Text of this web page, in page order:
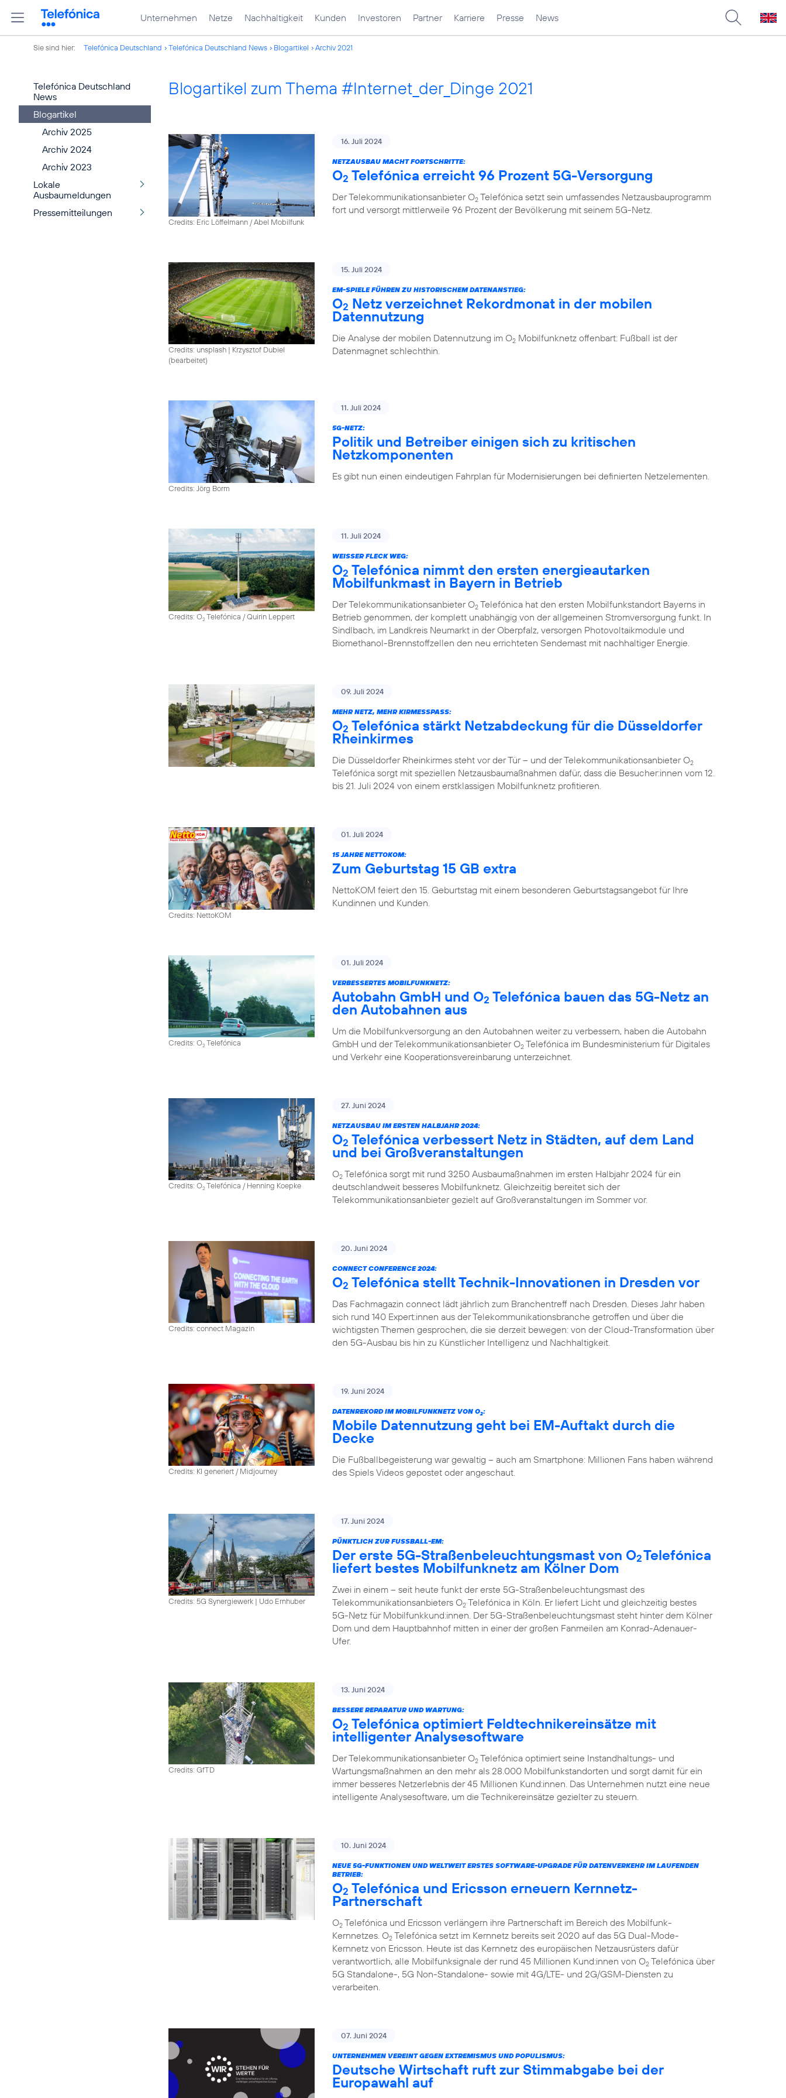
Unternehmen Netze Nachhaltigkeit Kunden Investoren Partner Karriere Presse News
Sie sind hier: Telefónica Deutschland Telefónica Deutschland News Blogartikel Archiv 2021
Telefónica Deutschland
News
Blogartikel
Archiv 2025
Archiv 2024
Archiv 2023
Lokale
Ausbaumeldungen
Pressemitteilungen
Blogartikel zum Thema #Internet_der_Dinge 2021
Credits: Eric Löffelmann / Abel Mobilfunk
16. Juli 2024
NETZAUSBAU MACHT FORTSCHRITTE:
O2 Telefónica erreicht 96 Prozent 5G-Versorgung
Der Telekommunikationsanbieter O2 Telefónica setzt sein umfassendes Netzausbauprogramm
fort und versorgt mittlerweile 96 Prozent der Bevölkerung mit seinem 5G-Netz.
Credits: unsplash | Krzysztof Dubiel
(bearbeitet)
15. Juli 2024
EM-SPIELE FÜHREN ZU HISTORISCHEM DATENANSTIEG:
O2 Netz verzeichnet Rekordmonat in der mobilen
Datennutzung
Die Analyse der mobilen Datennutzung im O2 Mobilfunknetz offenbart: Fußball ist der
Datenmagnet schlechthin.
Credits: Jörg Borm
11. Juli 2024
5G-NETZ:
Politik und Betreiber einigen sich zu kritischen
Netzkomponenten
Es gibt nun einen eindeutigen Fahrplan für Modernisierungen bei definierten Netzelementen.
Credits: O2Telefónica / Quirin Leppert
11. Juli 2024
WEISSER FLECK WEG:
O2 Telefónica nimmt den ersten energieautarken
Mobilfunkmast in Bayern in Betrieb
Der Telekommunikationsanbieter O2 Telefónica hat den ersten Mobilfunkstandort Bayerns in
Betrieb genommen, der komplett unabhängig von der allgemeinen Stromversorgung funkt. In
Sindlbach, im Landkreis Neumarkt in der Oberpfalz, versorgen Photovoltaikmodule und
Biomethanol-Brennstoffzellen den neu errichteten Sendemast mit nachhaltiger Energie.
09. Juli 2024
MEHR NETZ, MEHR KIRMESSPASS:
O2 Telefónica stärkt Netzabdeckung für die Düsseldorfer
Rheinkirmes
Die Düsseldorfer Rheinkirmes steht vor der Tür – und der Telekommunikationsanbieter O2
Telefónica sorgt mit speziellen Netzausbaumaßnahmen dafür, dass die Besucher:innen vom 12.
bis 21. Juli 2024 von einem erstklassigen Mobilfunknetz profitieren.
Credits: NettoKOM
01. Juli 2024
15 JAHRE NETTOKOM:
Zum Geburtstag 15 GB extra
NettoKOM feiert den 15. Geburtstag mit einem besonderen Geburtstagsangebot für Ihre
Kundinnen und Kunden.
Credits: O2Telefónica
01. Juli 2024
VERBESSERTES MOBILFUNKNETZ:
Autobahn GmbH und O2 Telefónica bauen das 5G-Netz an
den Autobahnen aus
Um die Mobilfunkversorgung an den Autobahnen weiter zu verbessern, haben die Autobahn
GmbH und der Telekommunikationsanbieter O2 Telefónica im Bundesministerium für Digitales
und Verkehr eine Kooperationsvereinbarung unterzeichnet.
Credits: O2Telefónica / Henning Koepke
27. Juni 2024
NETZAUSBAU IM ERSTEN HALBJAHR 2024:
O2 Telefónica verbessert Netz in Städten, auf dem Land
und bei Großveranstaltungen
O2 Telefónica sorgt mit rund 3250 Ausbaumaßnahmen im ersten Halbjahr 2024 für ein
deutschlandweit besseres Mobilfunknetz. Gleichzeitig bereitet sich der
Telekommunikationsanbieter gezielt auf Großveranstaltungen im Sommer vor.
Credits: connect Magazin
20. Juni 2024
CONNECT CONFERENCE 2024:
O2 Telefónica stellt Technik-Innovationen in Dresden vor
Das Fachmagazin connect lädt jährlich zum Branchentreff nach Dresden. Dieses Jahr haben
sich rund 140 Expert:innen aus der Telekommunikationsbranche getroffen und über die
wichtigsten Themen gesprochen, die sie derzeit bewegen: von der Cloud-Transformation über
den 5G-Ausbau bis hin zu Künstlicher Intelligenz und Nachhaltigkeit.
Credits: KI generiert / Midjourney
19. Juni 2024
DATENREKORD IM MOBILFUNKNETZ VON O2:
Mobile Datennutzung geht bei EM-Auftakt durch die
Decke
Die Fußballbegeisterung war gewaltig – auch am Smartphone: Millionen Fans haben während
des Spiels Videos gepostet oder angeschaut.
Credits: 5G Synergiewerk | Udo Ernhuber
17. Juni 2024
PÜNKTLICH ZUR FUSSBALL-EM:
Der erste 5G-Straßenbeleuchtungsmast von O2Telefónica
liefert bestes Mobilfunknetz am Kölner Dom
Zwei in einem – seit heute funkt der erste 5G-Straßenbeleuchtungsmast des
Telekommunikationsanbieters O2 Telefónica in Köln. Er liefert Licht und gleichzeitig bestes
5G-Netz für Mobilfunkkund:innen. Der 5G-Straßenbeleuchtungsmast steht hinter dem Kölner
Dom und dem Hauptbahnhof mitten in einer der großen Fanmeilen am Konrad-Adenauer-
Ufer.
Credits: GfTD
13. Juni 2024
BESSERE REPARATUR UND WARTUNG:
O2 Telefónica optimiert Feldtechnikereinsätze mit
intelligenter Analysesoftware
Der Telekommunikationsanbieter O2 Telefónica optimiert seine Instandhaltungs- und
Wartungsmaßnahmen an den mehr als 28.000 Mobilfunkstandorten und sorgt damit für ein
immer besseres Netzerlebnis der 45 Millionen Kund:innen. Das Unternehmen nutzt eine neue
intelligente Analysesoftware, um die Technikereinsätze gezielter zu steuern.
10. Juni 2024
NEUE 5G-FUNKTIONEN UND WELTWEIT ERSTES SOFTWARE-UPGRADE FÜR DATENVERKEHR IM LAUFENDEN
BETRIEB:
O2 Telefónica und Ericsson erneuern Kernnetz-
Partnerschaft
O2 Telefónica und Ericsson verlängern ihre Partnerschaft im Bereich des Mobilfunk-
Kernnetzes. O2 Telefónica setzt im Kernnetz bereits seit 2020 auf das 5G Dual-Mode-
Kernnetz von Ericsson. Heute ist das Kernnetz des europäischen Netzausrüsters dafür
verantwortlich, alle Mobilfunksignale der rund 45 Millionen Kund:innen von O2 Telefónica über
5G Standalone-, 5G Non-Standalone- sowie mit 4G/LTE- und 2G/GSM-Diensten zu
verarbeiten.
07. Juni 2024
UNTERNEHMEN VEREINT GEGEN EXTREMISMUS UND POPULISMUS:
Deutsche Wirtschaft ruft zur Stimmabgabe bei der
Europawahl auf